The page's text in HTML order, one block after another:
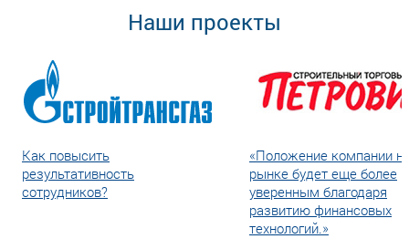
Наши проекты
Как повысить
результативность
сотрудников?
«Положение компании
рынке будет еще более
уверенным благодаря
развитию финансовых
технологий.»